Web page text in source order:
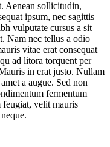
Aenean sollicitudin,
ipsum, nec sagittis
vulputate cursus a sit
Nam nec tellus a odio
vitae erat consequat
ad litora torquent per
in erat justo. Nullam
a augue. Sed non
fermentum
feugiat, velit mauris